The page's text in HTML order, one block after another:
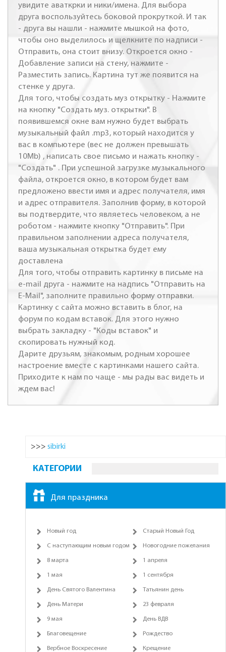
увидите аваткрки и ники/имена. Для выбора
друга воспользуйтесь боковой прокруткой. И так
- друга вы нашли - нажмите мышкой на фото,
чтобы оно выделилось и щелкните по надписи -
Отправить, она стоит внизу. Откроется окно -
Добавление записи на стену, нажмите -
Разместить запись. Картина тут же появится на
стенке у друга.
Для того, чтобы создать муз открытку - Нажмите
на кнопку "Создать муз. открытки". В
появившемся окне вам нужно будет выбрать
музыкальный файл .mp3, который находится у
вас в компьютере (вес не должен превышать
10Mb) , написать свое письмо и нажать кнопку -
"Создать" . При успешной загрузке музыкального
файла, откроется окно, в котором будет вам
предложено ввести имя и адрес получателя, имя
и адрес отправителя. Заполнив форму, в которой
вы подтвердите, что являетесь человеком, а не
роботом - нажмите кнопку "Отправить". При
правильном заполнении адреса получателя,
ваша музыкальная открытка будет ему
доставлена
Для того, чтобы отправить картинку в письме на
e-mail друга - нажмите на надпись "Отправить на
E-Mail", заполните правильно форму отправки.
Картинку с сайта можно вставить в блог, на
форум по кодам вставок. Для этого нужно
выбрать закладку - "Коды вставок" и
скопировать нужный код.
Дарите друзьям, знакомым, родным хорошее
настроение вместе с картинками нашего сайта.
Приходите к нам по чаще - мы рады вас видеть и
ждем вас!
>>> sibirki
КАТЕГОРИИ
Для праздника
Новый год Старый Новый Год
С наступающим новым годом Новогодние пожелания
8 марта 1 апреля
1 мая 1 сентября
День Святого Валентина Татьянин день
День Матери 23 февраля
9 мая День ВДВ
Благовещение Рождество
Вербное Воскресение Крещение